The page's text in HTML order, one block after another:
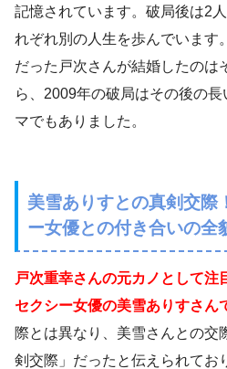
記憶されています。破局後は2
れぞれ別の人生を歩んでいます
だった戸次さんが結婚したのは
ら、2009年の破局はその後の
マでもありました。
美雪ありすとの真剣交際
ー女優との付き合いの全
戸次重幸さんの元カノとして注
セクシー女優の美雪ありすさん
際とは異なり、美雪さんとの交
剣交際」だったと伝えられてお